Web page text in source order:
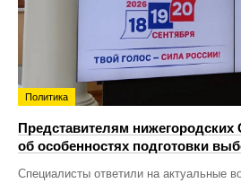
Политика
Представителям
об особенностях подготовки
Специалисты ответили на актуальные